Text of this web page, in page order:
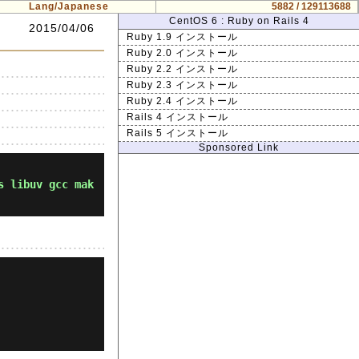
Lang/Japanese
5882 / 129113688
2015/04/06
libuv gcc mak
CentOS 6 : Ruby on Rails 4
Ruby 1.9 インストール
Ruby 2.0 インストール
Ruby 2.2 インストール
Ruby 2.3 インストール
Ruby 2.4 インストール
Rails 4 インストール
Rails 5 インストール
Sponsored Link